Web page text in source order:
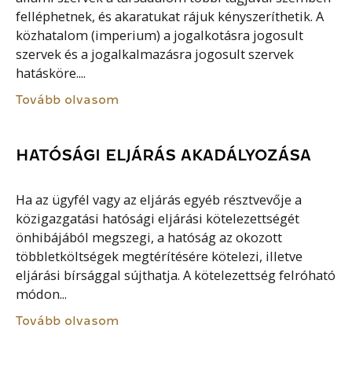
felléphetnek, és akaratukat rájuk kényszeríthetik. A
közhatalom (imperium) a jogalkotásra jogosult
szervek és a jogalkalmazásra jogosult szervek
hatásköre....
Tovább olvasom
HATÓSÁGI ELJÁRÁS AKADÁLYOZÁSA
Ha az ügyfél vagy az eljárás egyéb résztvevője a
közigazgatási hatósági eljárási kötelezettségét
önhibájából megszegi, a hatóság az okozott
többletköltségek megtérítésére kötelezi, illetve
eljárási bírsággal sújthatja. A kötelezettség felróható
módon...
Tovább olvasom